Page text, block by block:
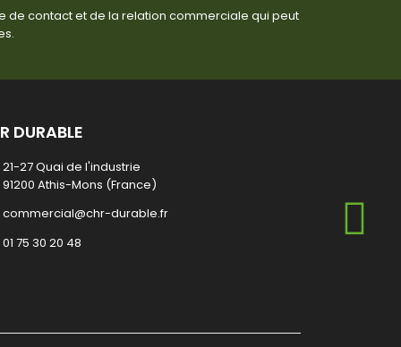
de contact et de la relation commerciale qui peut
DURABLE
21-27 Quai de l'industrie
91200 Athis-Mons (France)
commercial@chr-durable.fr
01 75 30 20 48